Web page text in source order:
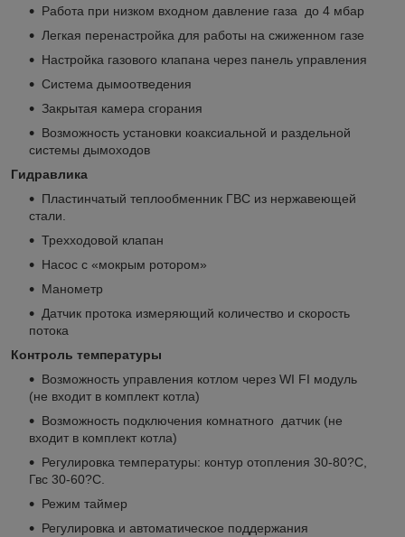
Работа при низком входном давление газа до 4 мбар
Легкая перенастройка для работы на сжиженном газе
Настройка газового клапана через панель управления
Система дымоотведения
Закрытая камера сгорания
Возможность установки коаксиальной и раздельной
системы дымоходов
Гидравлика
Пластинчатый теплообменник ГВС из нержавеющей
стали.
Трехходовой клапан
Насос с «мокрым ротором»
Манометр
Датчик протока измеряющий количество и скорость
потока
Контроль температуры
Возможность управления котлом через WI FI модуль
(не входит в комплект котла)
Возможность подключения комнатного датчик (не
входит в комплект котла)
Регулировка температуры: контур отопления 30-80?С,
Гвс 30-60?С.
Режим таймер
Регулировка и автоматическое поддержания